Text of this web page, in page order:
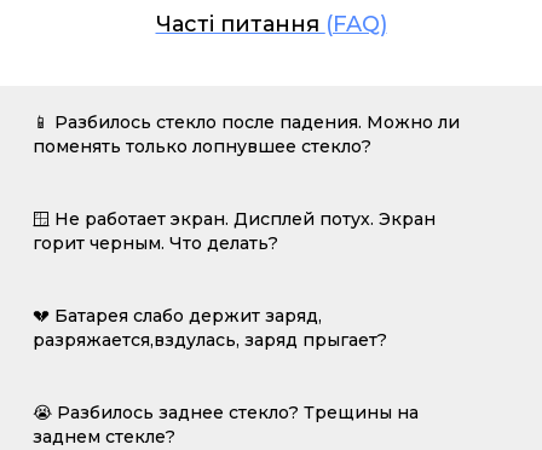
Часті питання (FAQ)
📱 Разбилось стекло после падения. Можно ли
поменять только лопнувшее стекло?
🪟 Не работает экран. Дисплей потух. Экран
горит черным. Что делать?
💔 Батарея слабо держит заряд,
разряжается,вздулась, заряд прыгает?
😭 Разбилось заднее стекло? Трещины на
заднем стекле?